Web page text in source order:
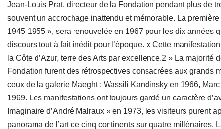
Jean-Louis Prat, directeur de la Fondation pendant plus de
souvent un accrochage inattendu et mémorable. La
1945-1955 », sera renouvelée en 1967 pour les dix années
discours tout à fait inédit pour l’époque. « Cette
la Côte d’Azur, terre des Arts par excellence.2 » La
Fondation furent des rétrospectives consacrées aux grands
ceux de la galerie Maeght : Wassili Kandinsky en 1966,
1969. Les manifestations ont toujours gardé un caractère
Imaginaire d’André Malraux » en 1973, les visiteurs purent
panorama de l’art de cinq continents sur quatre millénaires.